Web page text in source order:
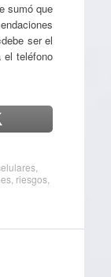
sumó que
ser el
el teléfono
,
, riesgos,